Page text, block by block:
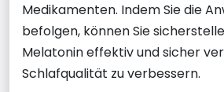
Medikamenten. Indem Sie die
befolgen, können Sie
Melatonin effektiv und sicher
Schlafqualität zu verbessern.